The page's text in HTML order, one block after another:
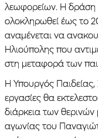
λεωφορείων. Η δράση
ολοκληρωθεί έως το
αναμένεται να
Ηλιούπολης που
στη μεταφορά των
Η Υπουργός
εργασίες θα
διάρκεια των
αγωνίας του